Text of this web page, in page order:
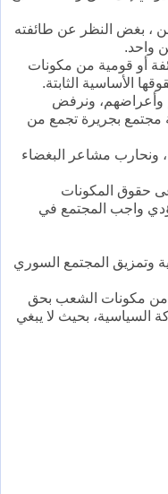
، بغض النظر عن طائفته
واحد.
أو قومية من مكونات
الأساسية الثابتة.
وأعراضهم، ونرفض
مجتمع بجريرة تجمع من
ونحارب مشاعر البغضاء
حقوق المكونات
واجب المجتمع في
وتمزيق المجتمع السوري
من مكونات الشعب بحق
السياسية، بحيث لا يبغي